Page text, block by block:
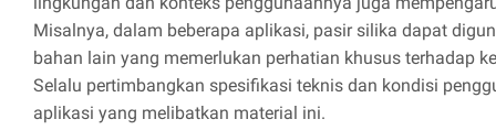
Misalnya, dalam beberapa aplikasi, pasir silika dapat
bahan lain yang memerlukan perhatian khusus terhadap
Selalu pertimbangkan spesifikasi teknis dan kondisi
aplikasi yang melibatkan material ini.